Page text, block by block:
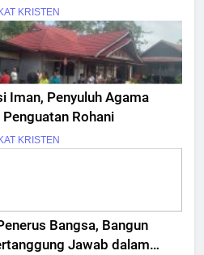
KRISTEN
Iman, Penyuluh Agama
Rohani
KRISTEN
Bangsa, Bangun
Jawab dalam